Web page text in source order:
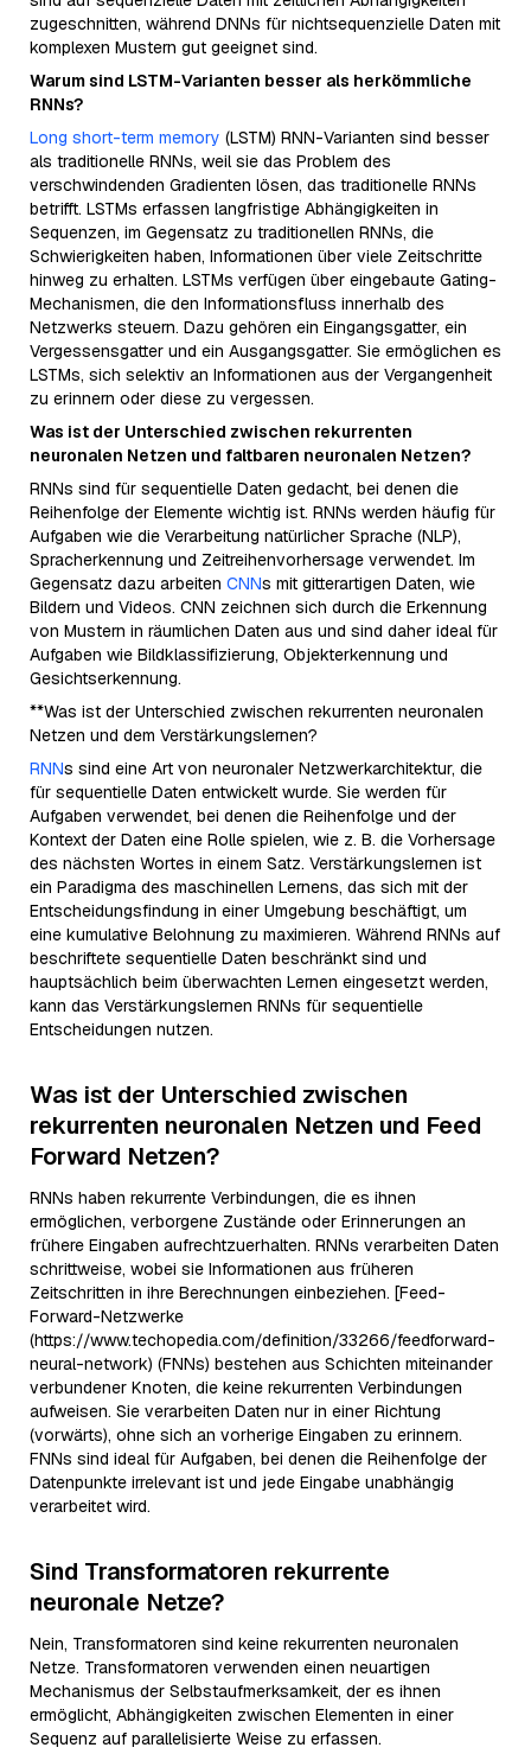
zugeschnitten, während DNNs für nichtsequenzielle Daten mit
komplexen Mustern gut geeignet sind.
Warum sind LSTM-Varianten besser als herkömmliche
RNNs?
Long short-term memory (LSTM) RNN-Varianten sind besser
als traditionelle RNNs, weil sie das Problem des
verschwindenden Gradienten lösen, das traditionelle RNNs
betrifft. LSTMs erfassen langfristige Abhängigkeiten in
Sequenzen, im Gegensatz zu traditionellen RNNs, die
Schwierigkeiten haben, Informationen über viele Zeitschritte
hinweg zu erhalten. LSTMs verfügen über eingebaute Gating-
Mechanismen, die den Informationsfluss innerhalb des
Netzwerks steuern. Dazu gehören ein Eingangsgatter, ein
Vergessensgatter und ein Ausgangsgatter. Sie ermöglichen es
LSTMs, sich selektiv an Informationen aus der Vergangenheit
zu erinnern oder diese zu vergessen.
Was ist der Unterschied zwischen rekurrenten
neuronalen Netzen und faltbaren neuronalen Netzen?
RNNs sind für sequentielle Daten gedacht, bei denen die
Reihenfolge der Elemente wichtig ist. RNNs werden häufig für
Aufgaben wie die Verarbeitung natürlicher Sprache (NLP),
Spracherkennung und Zeitreihenvorhersage verwendet. Im
Gegensatz dazu arbeiten CNNs mit gitterartigen Daten, wie
Bildern und Videos. CNN zeichnen sich durch die Erkennung
von Mustern in räumlichen Daten aus und sind daher ideal für
Aufgaben wie Bildklassifizierung, Objekterkennung und
Gesichtserkennung.
**Was ist der Unterschied zwischen rekurrenten neuronalen
Netzen und dem Verstärkungslernen?
RNNs sind eine Art von neuronaler Netzwerkarchitektur, die
für sequentielle Daten entwickelt wurde. Sie werden für
Aufgaben verwendet, bei denen die Reihenfolge und der
Kontext der Daten eine Rolle spielen, wie z. B. die Vorhersage
des nächsten Wortes in einem Satz. Verstärkungslernen ist
ein Paradigma des maschinellen Lernens, das sich mit der
Entscheidungsfindung in einer Umgebung beschäftigt, um
eine kumulative Belohnung zu maximieren. Während RNNs auf
beschriftete sequentielle Daten beschränkt sind und
hauptsächlich beim überwachten Lernen eingesetzt werden,
kann das Verstärkungslernen RNNs für sequentielle
Entscheidungen nutzen.
Was ist der Unterschied zwischen
rekurrenten neuronalen Netzen und Feed
Forward Netzen?
RNNs haben rekurrente Verbindungen, die es ihnen
ermöglichen, verborgene Zustände oder Erinnerungen an
frühere Eingaben aufrechtzuerhalten. RNNs verarbeiten Daten
schrittweise, wobei sie Informationen aus früheren
Zeitschritten in ihre Berechnungen einbeziehen. [Feed-
Forward-Netzwerke
(https://www.techopedia.com/definition/33266/feedforward-
neural-network) (FNNs) bestehen aus Schichten miteinander
verbundener Knoten, die keine rekurrenten Verbindungen
aufweisen. Sie verarbeiten Daten nur in einer Richtung
(vorwärts), ohne sich an vorherige Eingaben zu erinnern.
FNNs sind ideal für Aufgaben, bei denen die Reihenfolge der
Datenpunkte irrelevant ist und jede Eingabe unabhängig
verarbeitet wird.
Sind Transformatoren rekurrente
neuronale Netze?
Nein, Transformatoren sind keine rekurrenten neuronalen
Netze. Transformatoren verwenden einen neuartigen
Mechanismus der Selbstaufmerksamkeit, der es ihnen
ermöglicht, Abhängigkeiten zwischen Elementen in einer
Sequenz auf parallelisierte Weise zu erfassen.